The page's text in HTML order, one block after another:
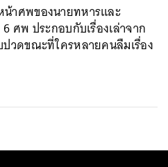
าศพของนายทหารและ
ศพ ประกอบกับเรื่องเล่าจาก
วดขณะที่ใครหลายคนลืมเรื่อง